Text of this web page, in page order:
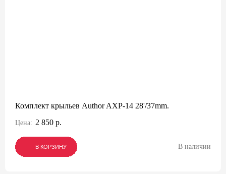
Комплект крыльев Author AXP-14 28'/37mm.
Цена: 2 850 р.
В КОРЗИНУ
В КОРЗИНУ
В КОРЗИНУ В наличии